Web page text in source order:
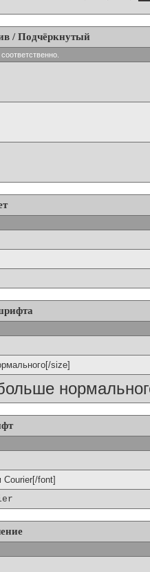
/ Подчёркнутый
size]
Courier[/font]